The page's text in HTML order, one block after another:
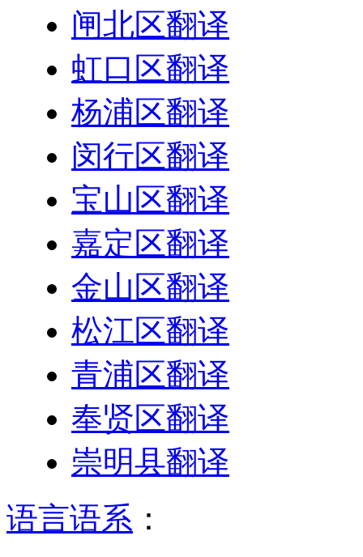
闸北区翻译
虹口区翻译
杨浦区翻译
闵行区翻译
宝山区翻译
嘉定区翻译
金山区翻译
松江区翻译
青浦区翻译
奉贤区翻译
崇明县翻译
语言语系 ：